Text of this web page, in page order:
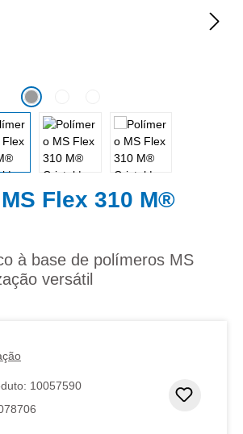
Flex 310 M®
à base de polímeros MS
versátil
10057590